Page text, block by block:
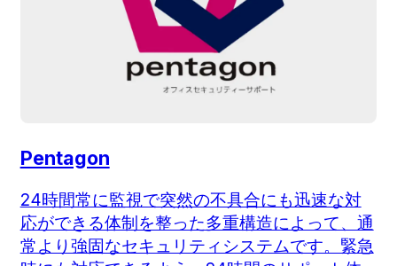
Pentagon
24時間常に監視で突然の不具合にも迅速な対
応ができる体制を整った多重構造によって、通
常より強固なセキュリティシステムです。緊急